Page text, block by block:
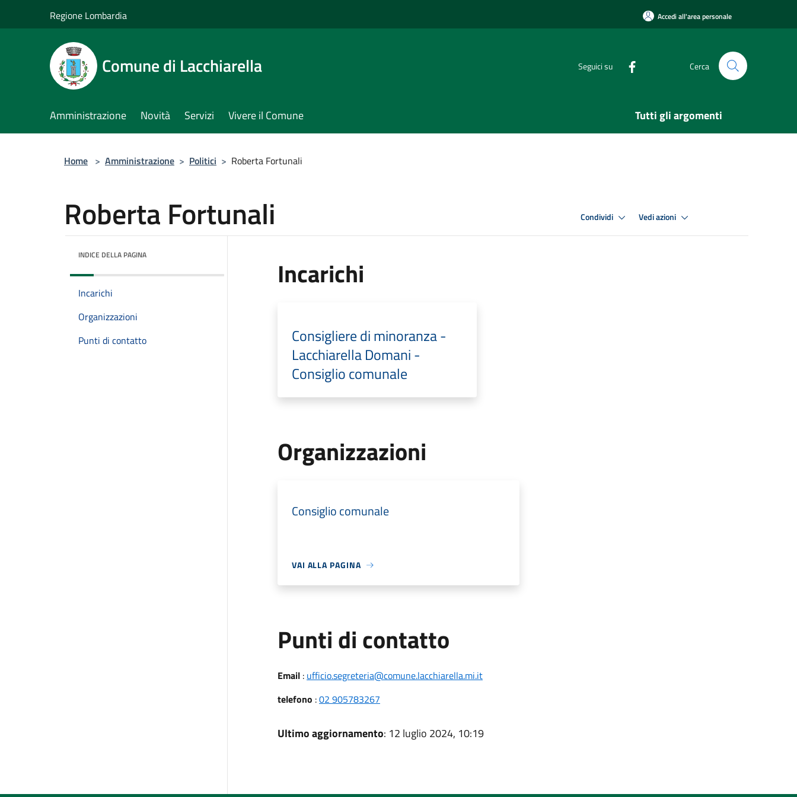
Regione Lombardia Accedi all'area personale
Comune di Lacchiarella Seguici su Cerca
Amministrazione Novità Servizi Vivere il Comune Tutti gli argomenti
Home > Amministrazione > Politici > Roberta Fortunali
Roberta Fortunali Condividi Vedi azioni
INDICE DELLA PAGINA
Incarichi
Organizzazioni
Punti di contatto
Incarichi
Consigliere di minoranza -
Lacchiarella Domani -
Consiglio comunale
Organizzazioni
Consiglio comunale
VAI ALLA PAGINA
Punti di contatto
Email: ufficio.segreteria@comune.lacchiarella.mi.it
telefono :02 905783267
Ultimo aggiornamento: 12 luglio 2024, 10:19